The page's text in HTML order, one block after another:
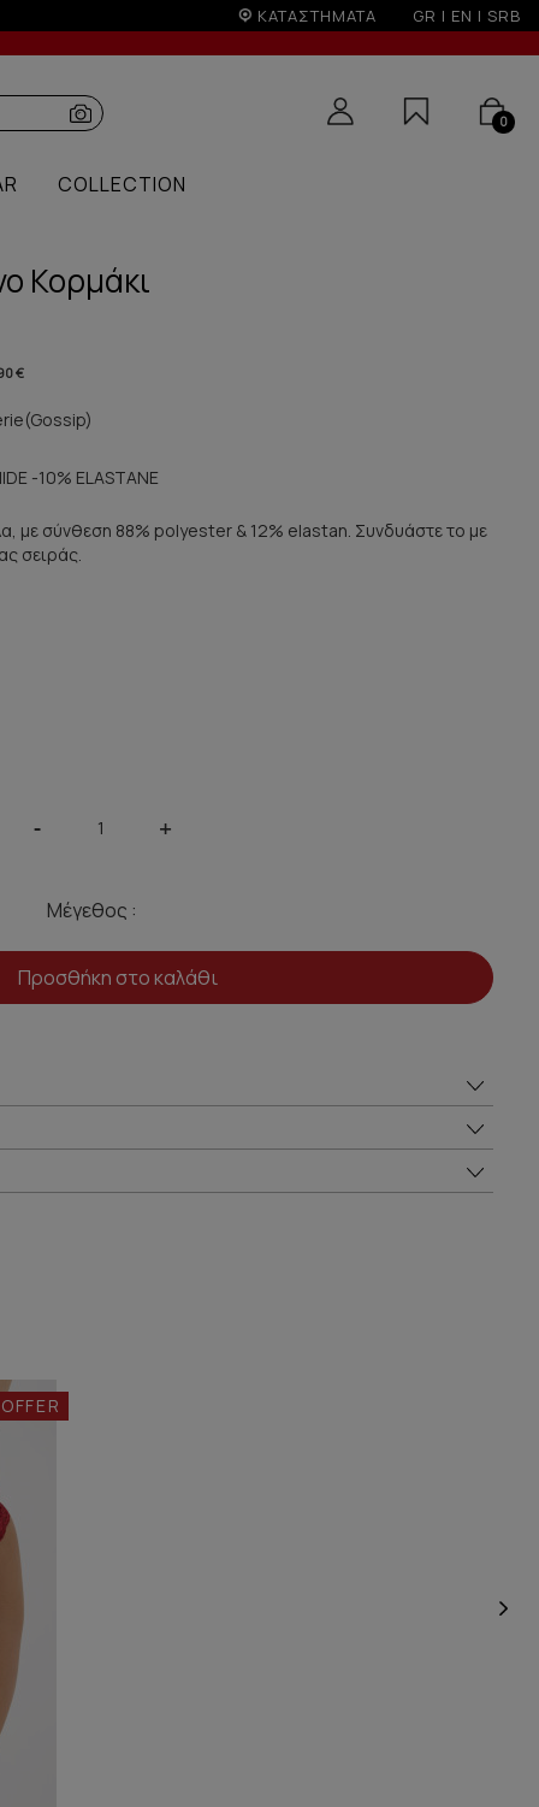
ΚΑΤΑΣΤΗΜΑΤΑ GR | EN | SRB
0
COLLECTION
Κορμάκι
€
-10% ELASTANE
με σύνθεση 88% polyester & 12% elastan. Συνδυάστε το με
σειράς.
- +
Μέγεθος :
Προσθήκη στο καλάθι